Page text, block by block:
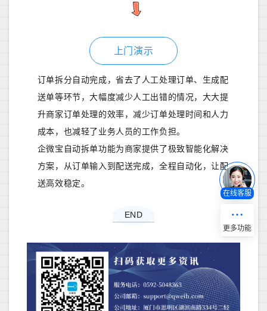
上门演示
订单拆分自动完成，省去了人工处理订单、生成配
送单等环节，大幅度减少人工出错的情况，大大提
升商家订单处理的效率，减少订单处理时间和人力
成本，也减轻了业务人员的工作负担。
企微宝自动拆单功能为商家提供了极致智能化解决
方案，从订单输入到配送完成，全程自动化，让配
送高效稳定。
END
在线客服